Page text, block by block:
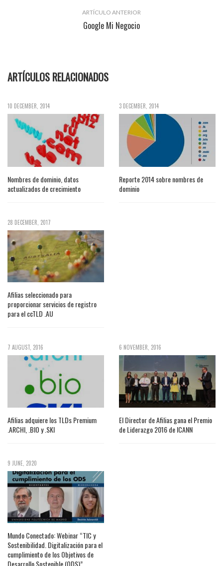
ARTÍCULO ANTERIOR
Google Mi Negocio
ARTÍCULOS RELACIONADOS
10 DECEMBER, 2014
Nombres de dominio, datos
actualizados de crecimiento
3 DECEMBER, 2014
Reporte 2014 sobre nombres de
dominio
28 DECEMBER, 2017
Afilias seleccionado para
proporcionar servicios de registro
para el ccTLD .AU
7 AUGUST, 2016
Afilias adquiere los TLDs Premium
.ARCHI, .BIO y .SKI
6 NOVEMBER, 2016
El Director de Afilias gana el Premio
de Liderazgo 2016 de ICANN
9 JUNE, 2020
Mundo Conectado: Webinar “TIC y
Sostenibilidad. Digitalización para el
cumplimiento de los Objetivos de
Desarrollo Sostenible (ODS)”.